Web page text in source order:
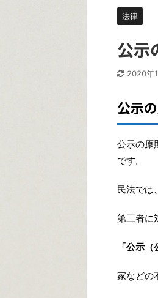
法律
公示
2020年
公示
公示の原
です。
民法では
第三者に
「公示（
家などの